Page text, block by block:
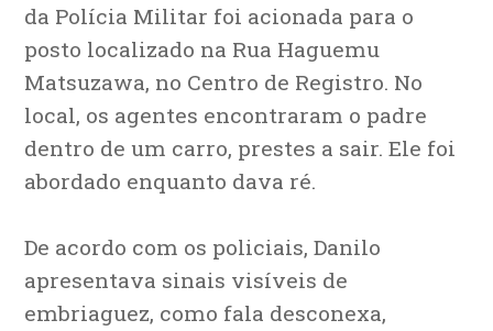
da Polícia Militar foi acionada para o
posto localizado na Rua Haguemu
Matsuzawa, no Centro de Registro. No
local, os agentes encontraram o padre
dentro de um carro, prestes a sair. Ele foi
abordado enquanto dava ré.
De acordo com os policiais, Danilo
apresentava sinais visíveis de
embriaguez, como fala desconexa,